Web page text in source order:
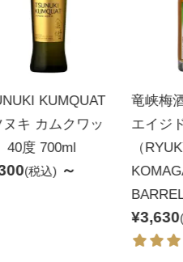
KUMQUAT
ヌキ カムクワッ
40度 700ml
(税込) ～
竜峡梅
エイジ
（
¥3,630